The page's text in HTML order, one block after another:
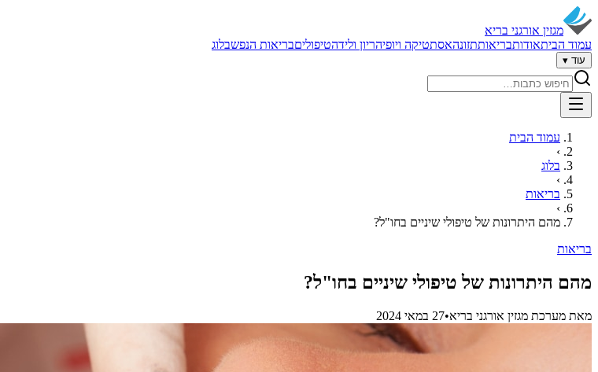
מגזין אורגני בריא
עמוד הביתאודותבריאותתזונהאסתטיקה ויופיהריון ולידהטיפוליםבריאות הנפשבלוג
עוד ▾
חיפוש באתר
עמוד הבית
›
בלוג
›
בריאות
›
מהם היתרונות של טיפולי שיניים בחו"ל?
בריאות
מהם היתרונות של טיפולי שיניים בחו"ל?
מאת מערכת מגזין אורגני בריא•27 במאי 2024